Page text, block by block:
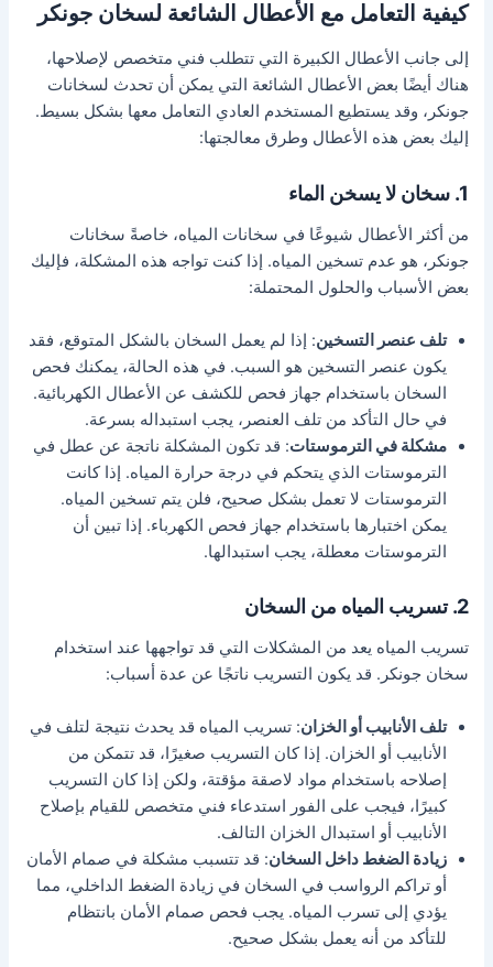
كيفية التعامل مع الأعطال الشائعة لسخان جونكر
إلى جانب الأعطال الكبيرة التي تتطلب فني متخصص لإصلاحها،
هناك أيضًا بعض الأعطال الشائعة التي يمكن أن تحدث لسخانات
جونكر، وقد يستطيع المستخدم العادي التعامل معها بشكل بسيط.
إليك بعض هذه الأعطال وطرق معالجتها:
1. سخان لا يسخن الماء
من أكثر الأعطال شيوعًا في سخانات المياه، خاصةً سخانات
جونكر، هو عدم تسخين المياه. إذا كنت تواجه هذه المشكلة، فإليك
بعض الأسباب والحلول المحتملة:
تلف عنصر التسخين: إذا لم يعمل السخان بالشكل المتوقع، فقد
يكون عنصر التسخين هو السبب. في هذه الحالة، يمكنك فحص
السخان باستخدام جهاز فحص للكشف عن الأعطال الكهربائية.
في حال التأكد من تلف العنصر، يجب استبداله بسرعة.
مشكلة في الترموستات: قد تكون المشكلة ناتجة عن عطل في
الترموستات الذي يتحكم في درجة حرارة المياه. إذا كانت
الترموستات لا تعمل بشكل صحيح، فلن يتم تسخين المياه.
يمكن اختبارها باستخدام جهاز فحص الكهرباء. إذا تبين أن
الترموستات معطلة، يجب استبدالها.
2. تسريب المياه من السخان
تسريب المياه يعد من المشكلات التي قد تواجهها عند استخدام
سخان جونكر. قد يكون التسريب ناتجًا عن عدة أسباب:
تلف الأنابيب أو الخزان: تسريب المياه قد يحدث نتيجة لتلف في
الأنابيب أو الخزان. إذا كان التسريب صغيرًا، قد تتمكن من
إصلاحه باستخدام مواد لاصقة مؤقتة، ولكن إذا كان التسريب
كبيرًا، فيجب على الفور استدعاء فني متخصص للقيام بإصلاح
الأنابيب أو استبدال الخزان التالف.
زيادة الضغط داخل السخان: قد تتسبب مشكلة في صمام الأمان
أو تراكم الرواسب في السخان في زيادة الضغط الداخلي، مما
يؤدي إلى تسرب المياه. يجب فحص صمام الأمان بانتظام
للتأكد من أنه يعمل بشكل صحيح.